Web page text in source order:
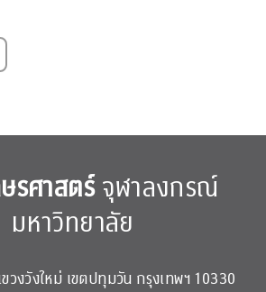
รศาสตร์จุฬาลงกรณ์
มหาวิทยาลัย
งวังใหม่ เขตปทุมวัน กรุงเทพฯ 10330